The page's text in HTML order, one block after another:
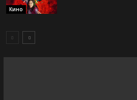
Кино